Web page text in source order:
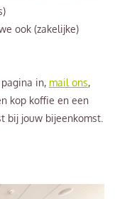
ook (zakelijke)
in, mail ons,
kop koffie en een
bij jouw bijeenkomst.